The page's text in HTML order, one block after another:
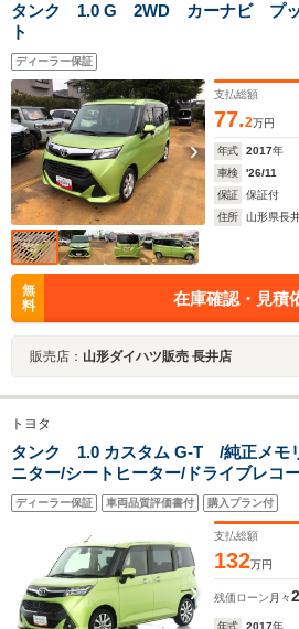
タンク 1.0 G 2WD カーナビ プッ
ト
ディーラー保証
支払総額
77.2万円
年式 2017年
車検
'26/11
保証
保証付
住所
山形県長
無
料
在庫確認・見積
販売店： 山形ダイハツ販売 長井店
トヨタ
タンク 1.0 カスタム G-T /純正メモ
ニター/シートヒーター/ドライブレコ
ライドドア
ディーラー保証 車両品質評価書付 購入プラン付
支払総額
132万円
残価ローン 月々